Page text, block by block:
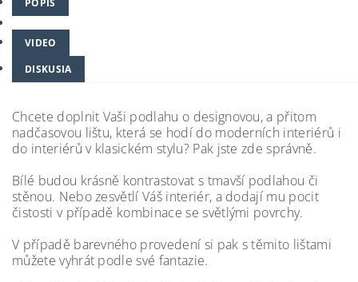
VIDEO
DISKUSIA
Chcete doplnit Vaši podlahu o designovou, a přitom
nadčasovou lištu, která se hodí do moderních interiérů i
do interiérů v klasickém stylu? Pak jste zde správně.
Bílé budou krásně kontrastovat s tmavší podlahou či
stěnou. Nebo zesvětlí Váš interiér, a dodají mu pocit
čistosti v případě kombinace se světlými povrchy.
V případě barevného provedení si pak s těmito lištami
můžete vyhrát podle své fantazie.